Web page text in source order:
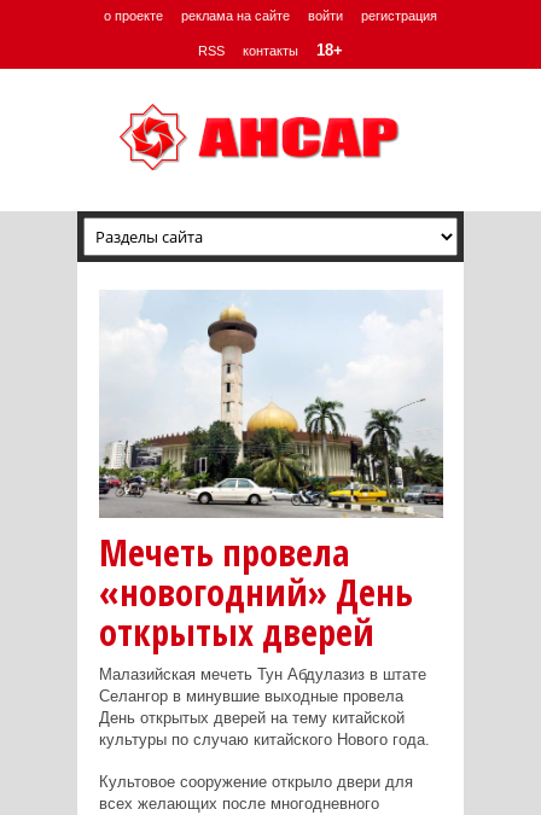
о проекте реклама на сайте войти регистрация
RSS контакты 18+
Мечеть провела
«новогодний» День
открытых дверей
Малазийская мечеть Тун Абдулазиз в штате
Селангор в минувшие выходные провела
День открытых дверей на тему китайской
культуры по случаю китайского Нового года.
Культовое сооружение открыло двери для
всех желающих после многодневного